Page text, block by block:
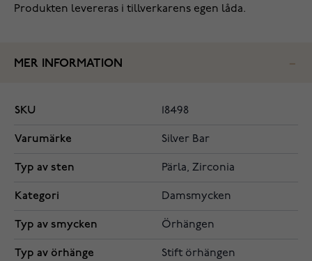
Produkten levereras i tillverkarens egen låda.
MER INFORMATION
SKU 18498
Varumärke Silver Bar
Typ av sten Pärla, Zirconia
Kategori Damsmycken
Typ av smycken Örhängen
Typ av örhänge Stift örhängen